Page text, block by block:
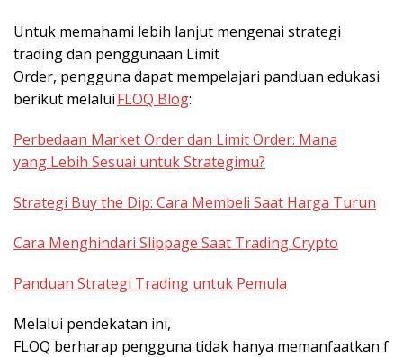
Untuk memahami lebih lanjut mengenai strategi
trading dan penggunaan Limit
Order, pengguna dapat mempelajari panduan edukasi
berikut melaluiFLOQ Blog:
Perbedaan Market Order dan Limit Order: Mana
yang Lebih Sesuai untuk Strategimu?
Strategi Buy the Dip: Cara Membeli Saat Harga Turun
Cara Menghindari Slippage Saat Trading Crypto
Panduan Strategi Trading untuk Pemula
Melalui pendekatan ini,
FLOQ berharap pengguna tidak hanya memanfaatkan f